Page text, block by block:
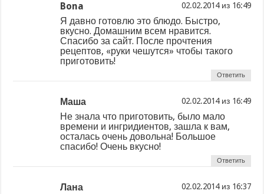
Bona из
Я давно готовлю это блюдо. Быстро,
вкусно. Домашним всем нравится.
Спасибо за сайт. После прочтения
рецептов, «руки чешутся» чтобы такого
приготовить!
Ответить
Маша из
Не знала что приготовить, было мало
времени и ингридиентов, зашла к вам,
осталась очень довольна! Большое
спасибо! Очень вкусно!
Ответить
Лана из